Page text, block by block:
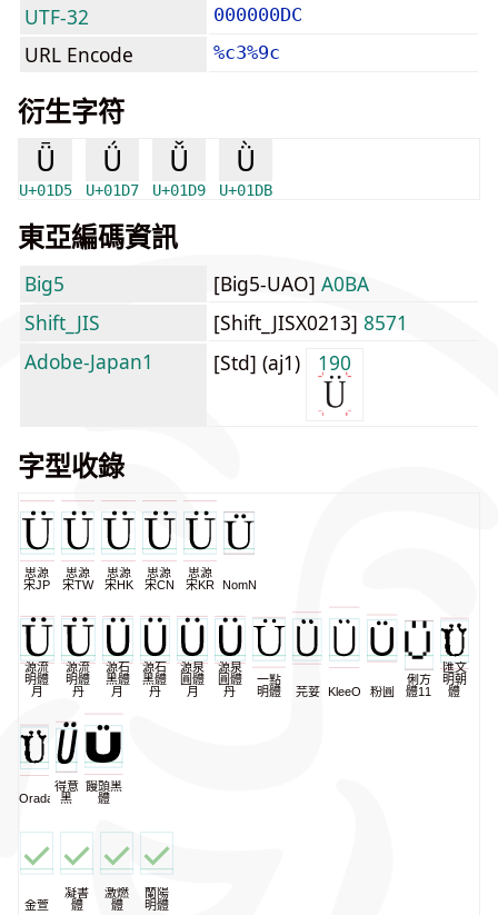
UTF-32 000000DC
URL Encode %c3%9c
衍生字符
Ǖ
U+01D5
Ǘ
U+01D7
Ǚ
U+01D9
Ǜ
U+01DB
東亞編碼資訊
Big5 [Big5-UAO] A0BA
Shift_JIS
[Shift_JISX0213] 8571
Adobe-Japan1
[Std] (aj1) 190
字型收錄
思源
宋JP
思源
宋TW
思源
宋HK
思源
宋CN
思源
宋KR
NomNaTong
源流
明體
月
源流
明體
丹
源石
黑體
月
源石
黑體
丹
源泉
圓體
月
源泉
圓體
丹
一點
明體
芫荽 KleeOne粉圓
俐方
體11
匯文
明朝
體
Oradano
得意
黑
饅頭黑
體
金萱
凝書
體
激燃
體
蘭陽
明體